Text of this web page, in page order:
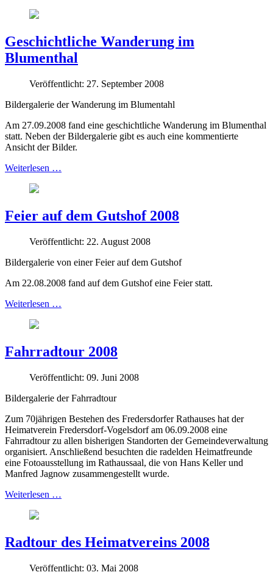
Geschichtliche Wanderung im
Blumenthal
Veröffentlicht: 27. September 2008
Bildergalerie der Wanderung im Blumentahl
Am 27.09.2008 fand eine geschichtliche Wanderung im Blumenthal
statt. Neben der Bildergalerie gibt es auch eine kommentierte
Ansicht der Bilder.
Weiterlesen …
Feier auf dem Gutshof 2008
Veröffentlicht: 22. August 2008
Bildergalerie von einer Feier auf dem Gutshof
Am 22.08.2008 fand auf dem Gutshof eine Feier statt.
Weiterlesen …
Fahrradtour 2008
Veröffentlicht: 09. Juni 2008
Bildergalerie der Fahrradtour
Zum 70jährigen Bestehen des Fredersdorfer Rathauses hat der
Heimatverein Fredersdorf-Vogelsdorf am 06.09.2008 eine
Fahrradtour zu allen bisherigen Standorten der Gemeindeverwaltung
organisiert. Anschließend besuchten die radelden Heimatfreunde
eine Fotoausstellung im Rathaussaal, die von Hans Keller und
Manfred Jagnow zusammengestellt wurde.
Weiterlesen …
Radtour des Heimatvereins 2008
Veröffentlicht: 03. Mai 2008